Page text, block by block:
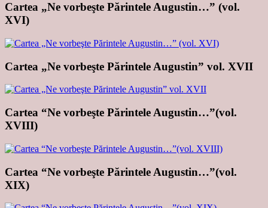
Cartea „Ne vorbeşte Părintele Augustin…” (vol.
XVI)
Cartea „Ne vorbeşte Părintele Augustin” vol. XVII
Cartea “Ne vorbeşte Părintele Augustin…”(vol.
XVIII)
Cartea “Ne vorbeşte Părintele Augustin…”(vol.
XIX)